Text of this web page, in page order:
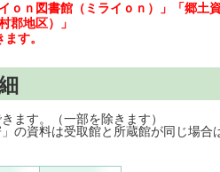
ｏｎ図書館（ミライｏｎ）」「郷
郡地区）」
す。
ます。（一部を除きます）
」の資料は受取館と所蔵館が同じ場合